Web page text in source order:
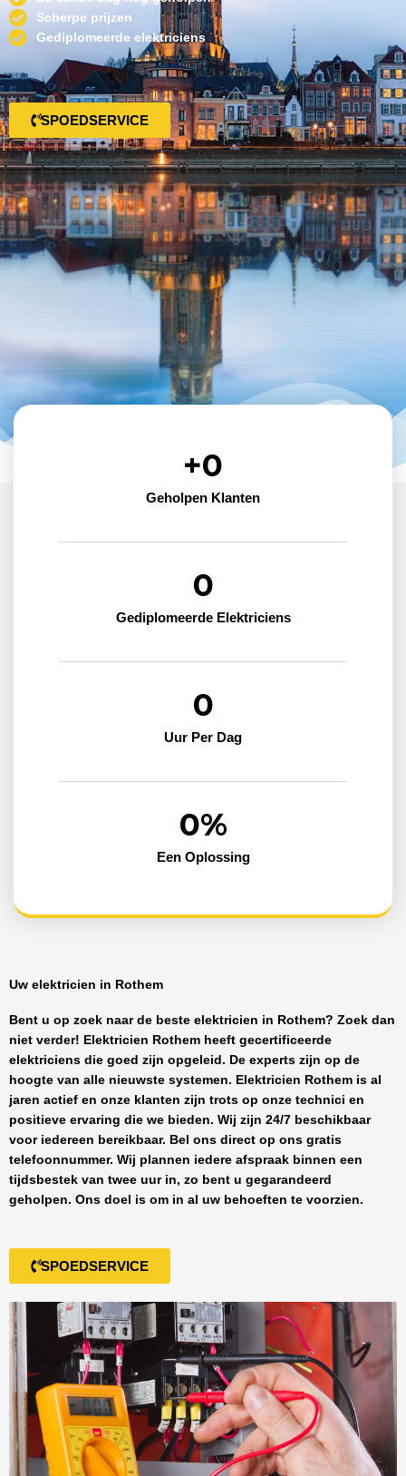
Scherpe prijzen
Gediplomeerde elektriciens
SPOEDSERVICE
Geholpen Klanten
+0
Gediplomeerde Elektriciens
0
Uur Per Dag
0
Een Oplossing
0%
Uw elektricien in Rothem
Bent u op zoek naar de beste elektricien in Rothem? Zoek dan
niet verder! Elektricien Rothem heeft gecertificeerde
elektriciens die goed zijn opgeleid. De experts zijn op de
hoogte van alle nieuwste systemen. Elektricien Rothem is al
jaren actief en onze klanten zijn trots op onze technici en
positieve ervaring die we bieden. Wij zijn 24/7 beschikbaar
voor iedereen bereikbaar. Bel ons direct op ons gratis
telefoonnummer. Wij plannen iedere afspraak binnen een
tijdsbestek van twee uur in, zo bent u gegarandeerd
geholpen. Ons doel is om in al uw behoeften te voorzien.
SPOEDSERVICE